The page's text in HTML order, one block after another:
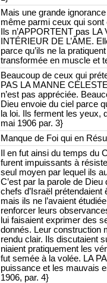
Mais une grande
même parmi ceux qui
Ils n’APPORTENT pas
INTÉRIEUR DE L’ÂME.
parce qu’ils ne la
transformée en muscle et
Beaucoup de ceux qui
PAS LA MANNE
n’est pas appréciée.
Dieu envoie du ciel parce
la loi. Ils ferment les yeux,
mai 1906 par. 3}
Manque de Foi qui en
Il en fut ainsi du temps du
furent impuissants à
seul moyen par lequel ils
C’est par la parole de
chefs d’Israël
mais ils ne l’avaient
renforcer leurs
lui faisaient exprimer des
donnés. Leur construction
rendu clair. Ils discutaient
niaient pratiquement les
fut semée à la volée. LA
puissance et les mauvais
1906, par. 4}